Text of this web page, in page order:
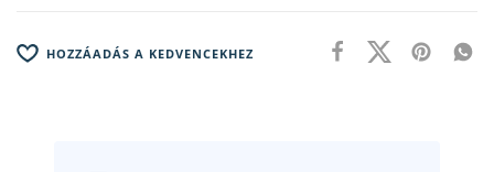
HOZZÁADÁS A KEDVENCEKHEZ